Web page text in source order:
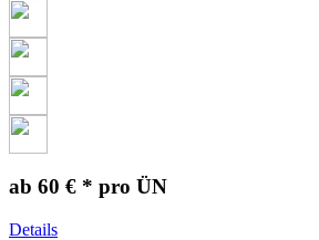
ab 60 € * pro ÜN
Details